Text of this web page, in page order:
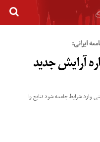
آرایش جدید
شرایط جامعه شود نتایج را